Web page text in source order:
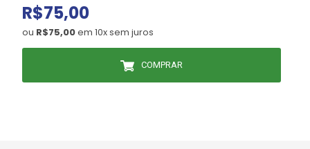
R$75,00
ou R$75,00em 10x sem juros
COMPRAR